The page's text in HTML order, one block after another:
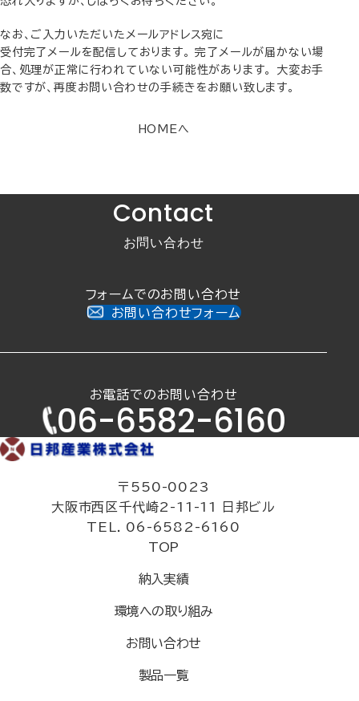
なお、ご入力いただいたメールアドレス宛に
受付完了メールを配信しております。 完了メールが届かない場
合、処理が正常に行われていない可能性があります。 大変お手
数ですが、再度お問い合わせの手続きをお願い致します。
HOMEへ
Contact
お問い合わせ
フォームでのお問い合わせ
お問い合わせフォーム
お電話でのお問い合わせ
06-6582-6160
〒550-0023
大阪市西区千代崎2-11-11 日邦ビル
TEL. 06-6582-6160
TOP
納入実績
環境への取り組み
お問い合わせ
製品一覧